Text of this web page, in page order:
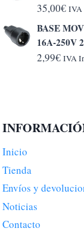
35,00€ IVA
BASE
16A-250V
2,99€ IVA
Inicio
Tienda
Envíos y
Noticias
Contacto